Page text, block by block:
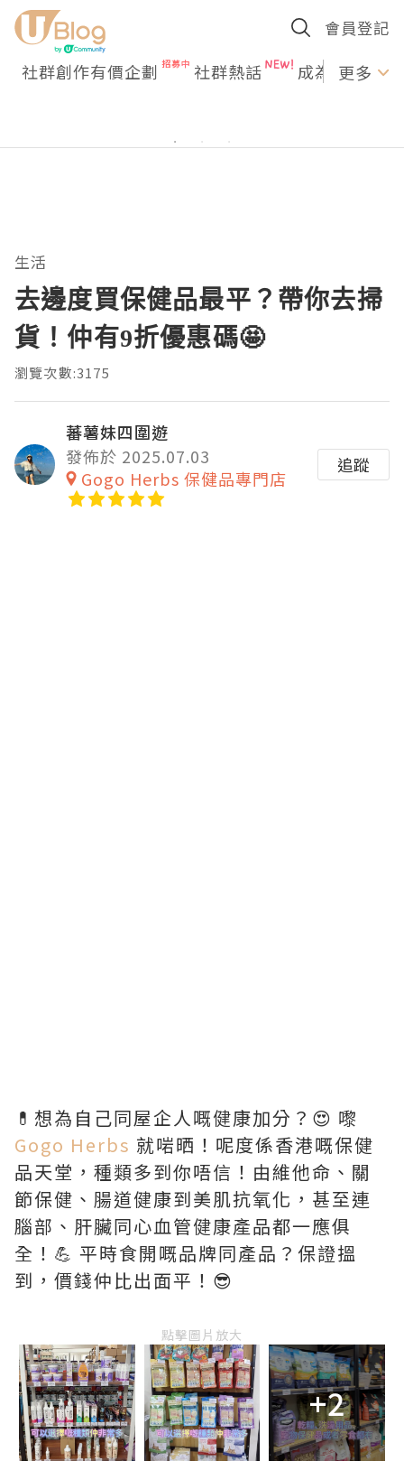
會員登記
社群創作有價企劃 社群熱話 成為U更多
生活
去邊度買保健品最平？帶你去掃
貨！仲有9折優惠碼🤩
瀏覽次數:3175
蕃薯妹四圍遊
發佈於 2025.07.03
Gogo Herbs 保健品專門店
追蹤
💊想為自己同屋企人嘅健康加分？😍 嚟
Gogo Herbs 就啱晒！呢度係香港嘅保健
品天堂，種類多到你唔信！由維他命、關
節保健、腸道健康到美肌抗氧化，甚至連
腦部、肝臟同心血管健康產品都一應俱
全！💪 平時食開嘅品牌同產品？保證搵
到，價錢仲比出面平！😎
點擊圖片放大
+2